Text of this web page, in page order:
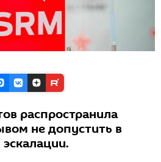
распространила
не допустить в